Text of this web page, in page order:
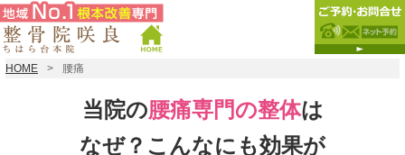
HOME 腰痛
当院の腰痛専門の整体は
なぜ？こんなにも効果が